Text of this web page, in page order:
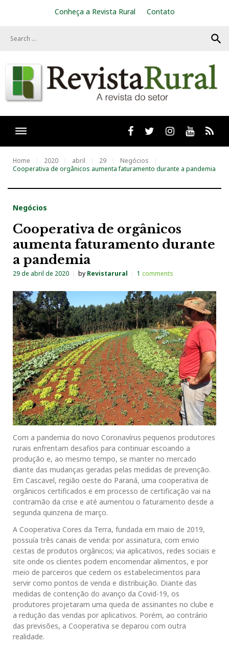
Conheça a Revista Rural Contato
search
Facebooktwitter Instagram
Youtube
Home 2020 abril 29
Negócios
Cooperativa de orgânicos aumenta faturamento durante a pandemia
Negócios
Cooperativa de orgânicos
aumenta faturamento durante
a pandemia
29 de abril de 2020 by Revistarural 1 comments
Com a pandemia do novo Coronavírus pequenos produtores
rurais enfrentam desafios para continuar escoando a
produção e, ao mesmo tempo, se manter no mercado
diante das mudanças geradas pelas medidas de prevenção.
Em Cascavel, região oeste do Paraná, uma cooperativa de
orgânicos certificados e em processo de certificação vai na
contramão da crise e até aumentou o faturamento desde a
segunda quinzena de março.
A Cooperativa Cores da Terra, fundada em maio de 2019,
possuía três canais de venda: por assinatura, com envio
cestas de produtos orgânicos; via aplicativos, redes sociais e
site onde os clientes podem encomendar alimentos, e por
meio de parceiros que cedem os estabelecimentos para
servir como pontos de venda e distribuição. Diante das
medidas de contenção do avanço da Covid-19, os
produtores projetaram uma queda de assinantes no clube e
a redução das vendas por aplicativos. Porém, ao contrário
das previsões, a Cooperativa se deparou com outra
realidade.